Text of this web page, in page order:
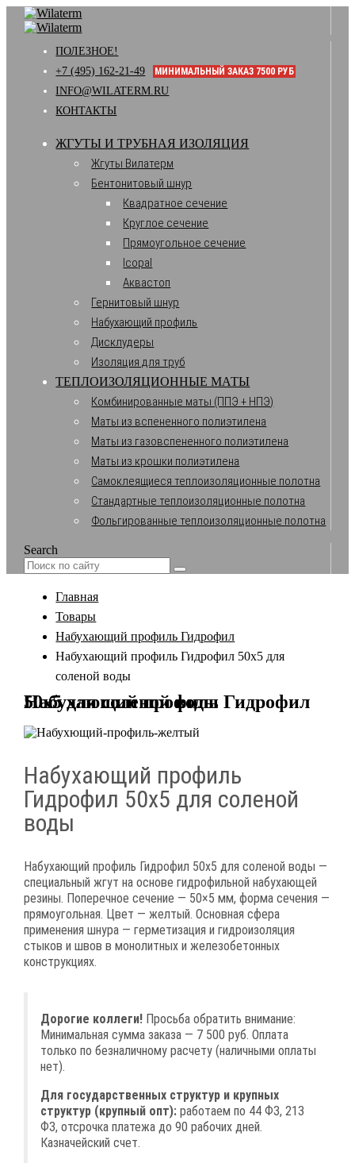
ПОЛЕЗНОЕ!
+7 (495) 162-21-49
МИНИМАЛЬНЫЙ ЗАКАЗ 7500 РУБ
INFO@WILATERM.RU
КОНТАКТЫ
ЖГУТЫ И ТРУБНАЯ ИЗОЛЯЦИЯ
Жгуты Вилатерм
Бентонитовый шнур
Квадратное сечение
Круглое сечение
Прямоугольное сечение
Icopal
Аквастоп
Гернитовый шнур
Набухающий профиль
Дисклудеры
Изоляция для труб
ТЕПЛОИЗОЛЯЦИОННЫЕ МАТЫ
Комбинированные маты (ППЭ + НПЭ)
Маты из вспененного полиэтилена
Маты из газовспененного полиэтилена
Маты из крошки полиэтилена
Самоклеящиеся теплоизоляционные полотна
Стандартные теплоизоляционные полотна
Фольгированные теплоизоляционные полотна
Search
Главная
Товары
Набухающий профиль Гидрофил
Набухающий профиль Гидрофил 50х5 для
соленой воды
Набухающий профиль Гидрофил 50х5 для соленой воды
Набухающий профиль
Гидрофил 50х5 для соленой
воды
Набухающий профиль Гидрофил 50х5 для соленой воды —
специальный жгут на основе гидрофильной набухающей
резины. Поперечное сечение — 50×5 мм, форма сечения —
прямоугольная. Цвет — желтый. Основная сфера
применения шнура — герметизация и гидроизоляция
стыков и швов в монолитных и железобетонных
конструкциях.
Дорогие коллеги! Просьба обратить внимание:
Минимальная сумма заказа — 7 500 руб. Оплата
только по безналичному расчету (наличными оплаты
нет).
Для государственных структур и крупных
структур (крупный опт): работаем по 44 ФЗ, 213
ФЗ, отсрочка платежа до 90 рабочих дней.
Казначейский счет.